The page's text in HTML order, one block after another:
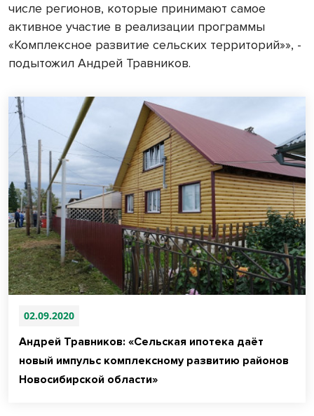
числе регионов, которые принимают самое
активное участие в реализации программы
«Комплексное развитие сельских территорий»», -
подытожил Андрей Травников.
02.09.2020
Андрей Травников: «Сельская ипотека даёт
новый импульс комплексному развитию районов
Новосибирской области»